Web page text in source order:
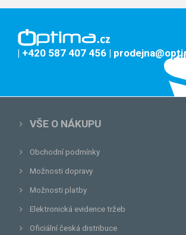
| +420 587 407 456 |
VŠE O NÁKUPU
Obchodní podmínky
Možnosti dopravy
Možnosti platby
Elektronická evidence tržeb
Oficiální česká distribuce